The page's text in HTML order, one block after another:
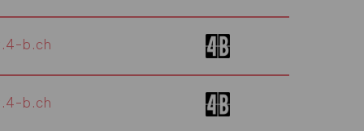
b.ch
b.ch